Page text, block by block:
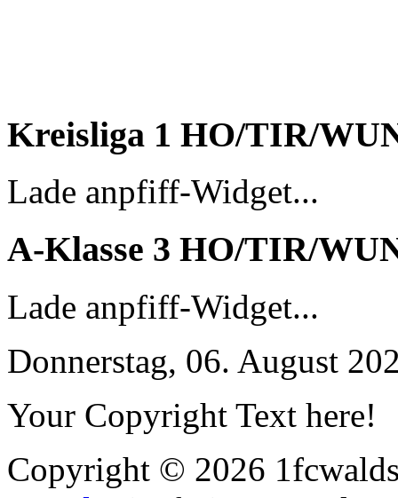
Kreisliga 1 HO/TIR/
Lade anpfiff-Widget...
A-Klasse 3 HO/TIR/
Lade anpfiff-Widget...
Donnerstag, 06. August
Your Copyright Text here!
Copyright © 2026